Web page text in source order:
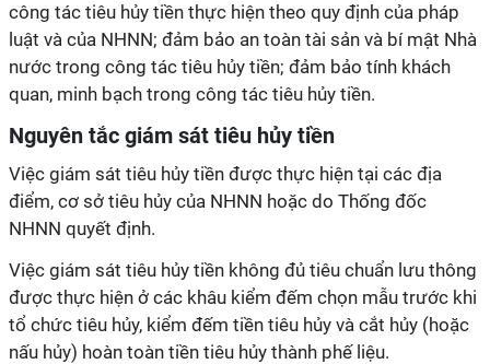
công tác tiêu hủy tiền thực hiện theo quy định của pháp
luật và của NHNN; đảm bảo an toàn tài sản và bí mật Nhà
nước trong công tác tiêu hủy tiền; đảm bảo tính khách
quan, minh bạch trong công tác tiêu hủy tiền.
Nguyên tắc giám sát tiêu hủy tiền
Việc giám sát tiêu hủy tiền được thực hiện tại các địa
điểm, cơ sở tiêu hủy của NHNN hoặc do Thống đốc
NHNN quyết định.
Việc giám sát tiêu hủy tiền không đủ tiêu chuẩn lưu thông
được thực hiện ở các khâu kiểm đếm chọn mẫu trước khi
tổ chức tiêu hủy, kiểm đếm tiền tiêu hủy và cắt hủy (hoặc
nấu hủy) hoàn toàn tiền tiêu hủy thành phế liệu.